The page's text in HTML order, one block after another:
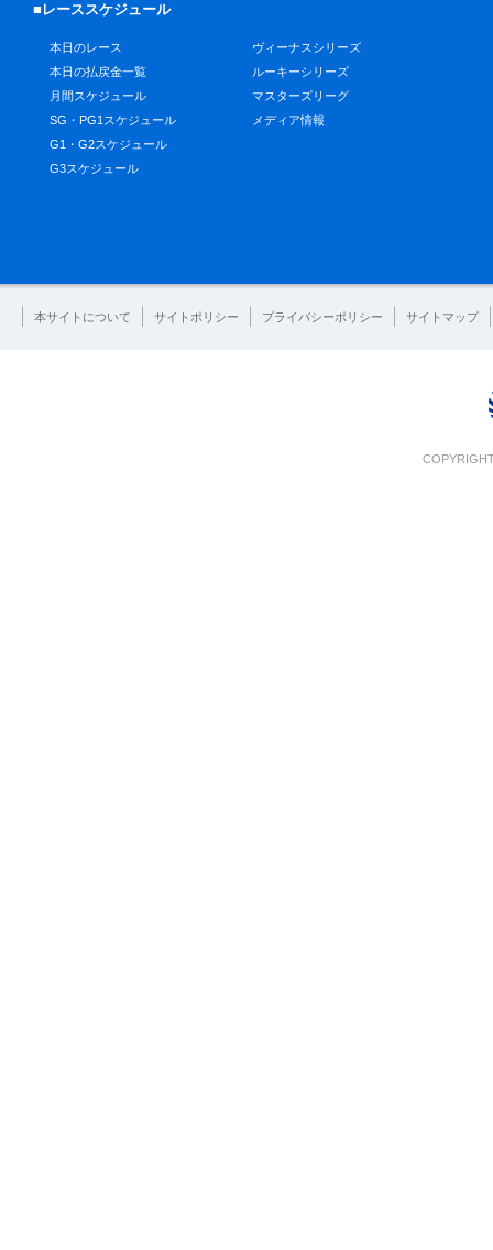
■レーススケジュール
本日のレース
本日の払戻金一覧
月間スケジュール
SG・PG1スケジュール
G1・G2スケジュール
G3スケジュール
ヴィーナスシリーズ
ルーキーシリーズ
マスターズリーグ
メディア情報
本サイトについて サイトポリシー プライバシーポリシー サイトマップ